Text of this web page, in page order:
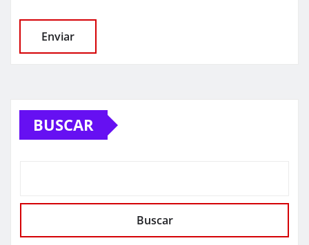
BUSCAR
Buscar